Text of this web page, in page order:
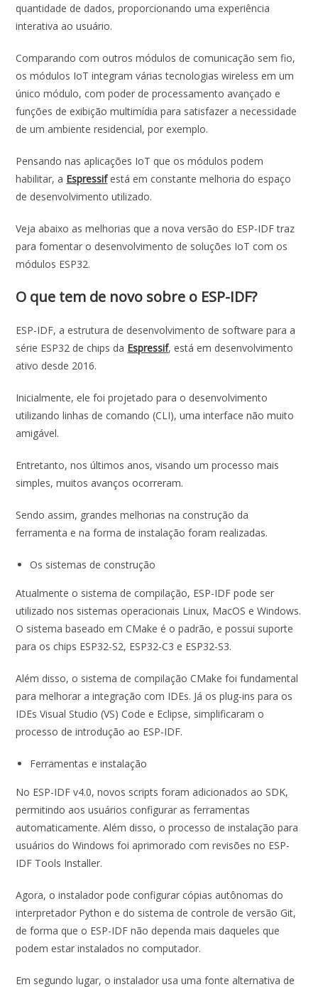
quantidade de dados, proporcionando uma experiência
interativa ao usuário.
Comparando com outros módulos de comunicação sem fio,
os módulos IoT integram várias tecnologias wireless em um
único módulo, com poder de processamento avançado e
funções de exibição multimídia para satisfazer a necessidade
de um ambiente residencial, por exemplo.
Pensando nas aplicações IoT que os módulos podem
habilitar, a Espressifestá em constante melhoria do espaço
de desenvolvimento utilizado.
Veja abaixo as melhorias que a nova versão do ESP-IDF traz
para fomentar o desenvolvimento de soluções IoT com os
módulos ESP32.
O que tem de novo sobre o ESP-IDF?
ESP-IDF, a estrutura de desenvolvimento de software para a
série ESP32 de chips da Espressif, está em desenvolvimento
ativo desde 2016.
Inicialmente, ele foi projetado para o desenvolvimento
utilizando linhas de comando (CLI), uma interface não muito
amigável.
Entretanto, nos últimos anos, visando um processo mais
simples, muitos avanços ocorreram.
Sendo assim, grandes melhorias na construção da
ferramenta e na forma de instalação foram realizadas.
Os sistemas de construção
Atualmente o sistema de compilação, ESP-IDF pode ser
utilizado nos sistemas operacionais Linux, MacOS e Windows.
O sistema baseado em CMake é o padrão, e possui suporte
para os chips ESP32-S2, ESP32-C3 e ESP32-S3.
Além disso, o sistema de compilação CMake foi fundamental
para melhorar a integração com IDEs. Já os plug-ins para os
IDEs Visual Studio (VS) Code e Eclipse, simplificaram o
processo de introdução ao ESP-IDF.
Ferramentas e instalação
No ESP-IDF v4.0, novos scripts foram adicionados ao SDK,
permitindo aos usuários configurar as ferramentas
automaticamente. Além disso, o processo de instalação para
usuários do Windows foi aprimorado com revisões no ESP-
IDF Tools Installer.
Agora, o instalador pode configurar cópias autônomas do
interpretador Python e do sistema de controle de versão Git,
de forma que o ESP-IDF não dependa mais daqueles que
podem estar instalados no computador.
Em segundo lugar, o instalador usa uma fonte alternativa de